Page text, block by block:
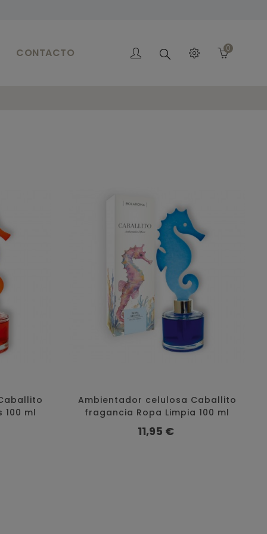
CONTACTO Buscar 0
ml
Ambientador celulosa Caballito
fragancia Ropa Limpia 100 ml
Precio
11,95 €